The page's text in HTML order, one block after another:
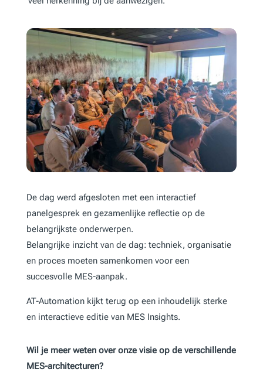
De dag werd afgesloten met een interactief
panelgesprek en gezamenlijke reflectie op de
belangrijkste onderwerpen.
Belangrijke inzicht van de dag: techniek, organisatie
en proces moeten samenkomen voor een
succesvolle MES-aanpak.
AT-Automation kijkt terug op een inhoudelijk sterke
en interactieve editie van MES Insights.
Wil je meer weten over onze visie op de verschillende
MES-architecturen?